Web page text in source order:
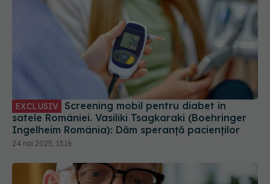
satele României. Vasiliki Tsagkaraki (Boehringer
Ingelheim România): Dăm speranță pacienților
24 noi 2025, 13:16